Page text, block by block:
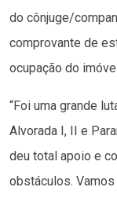
do cônjuge/
comprovante de
ocupação do
“Foi uma grande
Alvorada I, II e
deu total apoio e
obstáculos.